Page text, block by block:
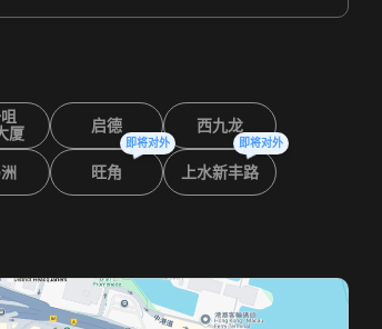
厦
启德 西九龙
旺角
即将对外
上水新丰路
即将对外